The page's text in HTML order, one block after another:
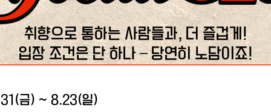
취향으로 통하는 사람들과, 더 즐겁게!
입장 조건은 단 하나 – 당연히 노담이죠!
금) ~ 8.23(일)